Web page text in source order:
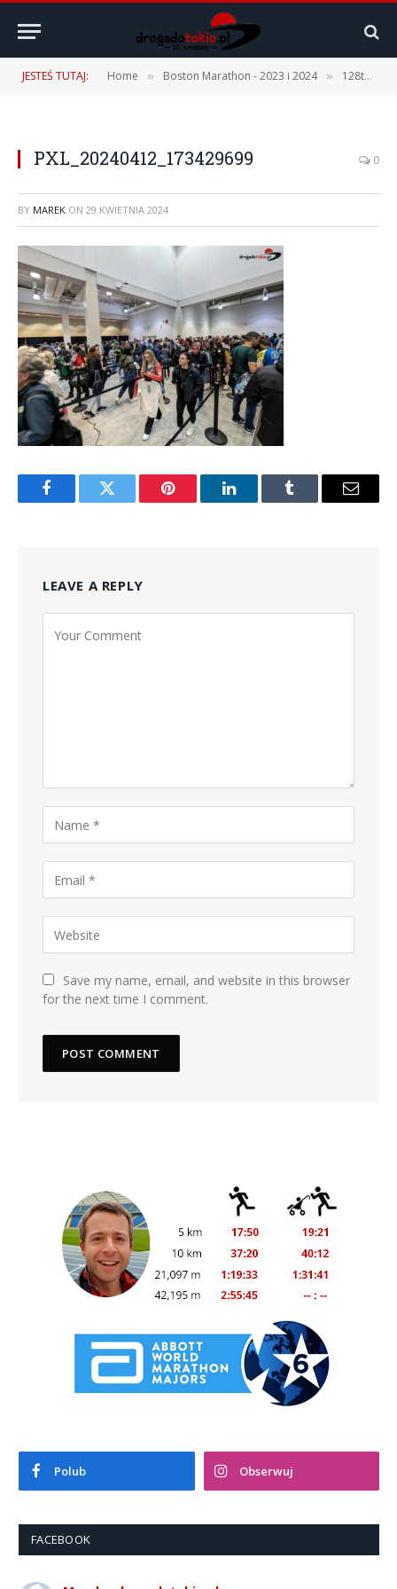
JESTEŚ TUTAJ: Home » Boston Marathon - 2023 i 2024 » 128th Boston Marathon – 15.04.2024 r. [1 część – Podróż, Expo, Fan Fest]
PXL_20240412_173429699 0
BY MAREK ON 29 KWIETNIA 2024
FacebookTwitter Pinterest LinkedInTumblr Email
LEAVE A REPLY
Save my name, email, and website in this browser
for the next time I comment.
Polub Obserwuj
FACEBOOK